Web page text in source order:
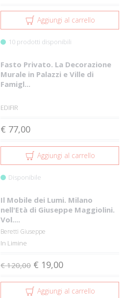
Aggiungi al carrello
10 prodotti disponibili
Fasto Privato. La Decorazione
Murale in Palazzi e Ville di
Famigl...
EDIFIR
€ 77,00
Aggiungi al carrello
Disponibile
Il Mobile dei Lumi. Milano
nell'Età di Giuseppe Maggiolini.
Vol....
Beretti Giuseppe
In Limine
€ 120,00 € 19,00
Aggiungi al carrello